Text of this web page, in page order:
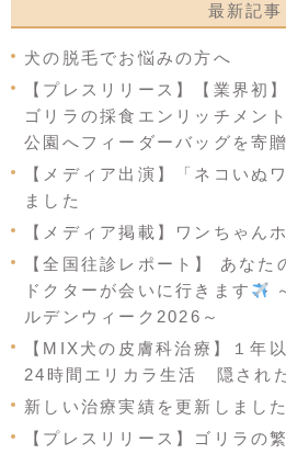
最新記事
犬の脱毛でお悩みの方へ
【プレスリリース】【業界初
ゴリラの採食エンリッチメン
公園へフィーダーバッグを寄
【メディア出演】「ネコいぬ
ました
【メディア掲載】ワンちゃん
【全国往診レポート】 あなた
ドクターが会いに行きます
ルデンウィーク2026～
【MIX犬の皮膚科治療】１年
24時間エリカラ生活 隠され
新しい治療実績を更新しました
【プレスリリース】ゴリラの